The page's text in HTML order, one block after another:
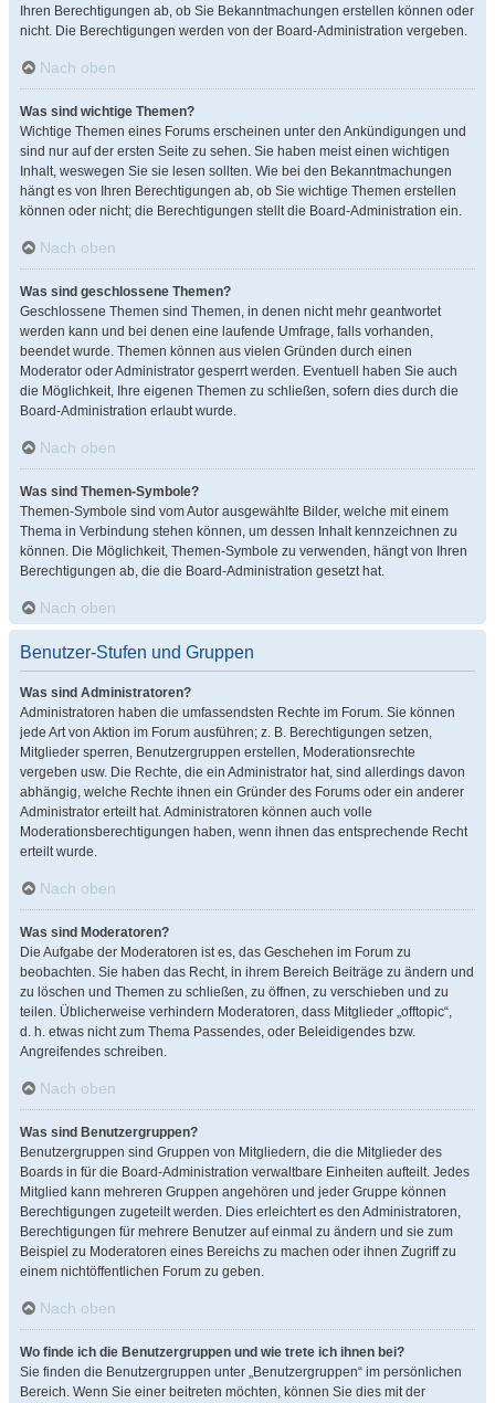
Ihren Berechtigungen ab, ob Sie Bekanntmachungen erstellen können oder
nicht. Die Berechtigungen werden von der Board-Administration vergeben.
Nach oben
Was sind wichtige Themen?
Wichtige Themen eines Forums erscheinen unter den Ankündigungen und
sind nur auf der ersten Seite zu sehen. Sie haben meist einen wichtigen
Inhalt, weswegen Sie sie lesen sollten. Wie bei den Bekanntmachungen
hängt es von Ihren Berechtigungen ab, ob Sie wichtige Themen erstellen
können oder nicht; die Berechtigungen stellt die Board-Administration ein.
Nach oben
Was sind geschlossene Themen?
Geschlossene Themen sind Themen, in denen nicht mehr geantwortet
werden kann und bei denen eine laufende Umfrage, falls vorhanden,
beendet wurde. Themen können aus vielen Gründen durch einen
Moderator oder Administrator gesperrt werden. Eventuell haben Sie auch
die Möglichkeit, Ihre eigenen Themen zu schließen, sofern dies durch die
Board-Administration erlaubt wurde.
Nach oben
Was sind Themen-Symbole?
Themen-Symbole sind vom Autor ausgewählte Bilder, welche mit einem
Thema in Verbindung stehen können, um dessen Inhalt kennzeichnen zu
können. Die Möglichkeit, Themen-Symbole zu verwenden, hängt von Ihren
Berechtigungen ab, die die Board-Administration gesetzt hat.
Nach oben
Benutzer-Stufen und Gruppen
Was sind Administratoren?
Administratoren haben die umfassendsten Rechte im Forum. Sie können
jede Art von Aktion im Forum ausführen; z. B. Berechtigungen setzen,
Mitglieder sperren, Benutzergruppen erstellen, Moderationsrechte
vergeben usw. Die Rechte, die ein Administrator hat, sind allerdings davon
abhängig, welche Rechte ihnen ein Gründer des Forums oder ein anderer
Administrator erteilt hat. Administratoren können auch volle
Moderationsberechtigungen haben, wenn ihnen das entsprechende Recht
erteilt wurde.
Nach oben
Was sind Moderatoren?
Die Aufgabe der Moderatoren ist es, das Geschehen im Forum zu
beobachten. Sie haben das Recht, in ihrem Bereich Beiträge zu ändern und
zu löschen und Themen zu schließen, zu öffnen, zu verschieben und zu
teilen. Üblicherweise verhindern Moderatoren, dass Mitglieder „offtopic“,
d. h. etwas nicht zum Thema Passendes, oder Beleidigendes bzw.
Angreifendes schreiben.
Nach oben
Was sind Benutzergruppen?
Benutzergruppen sind Gruppen von Mitgliedern, die die Mitglieder des
Boards in für die Board-Administration verwaltbare Einheiten aufteilt. Jedes
Mitglied kann mehreren Gruppen angehören und jeder Gruppe können
Berechtigungen zugeteilt werden. Dies erleichtert es den Administratoren,
Berechtigungen für mehrere Benutzer auf einmal zu ändern und sie zum
Beispiel zu Moderatoren eines Bereichs zu machen oder ihnen Zugriff zu
einem nichtöffentlichen Forum zu geben.
Nach oben
Wo finde ich die Benutzergruppen und wie trete ich ihnen bei?
Sie finden die Benutzergruppen unter „Benutzergruppen“ im persönlichen
Bereich. Wenn Sie einer beitreten möchten, können Sie dies mit der